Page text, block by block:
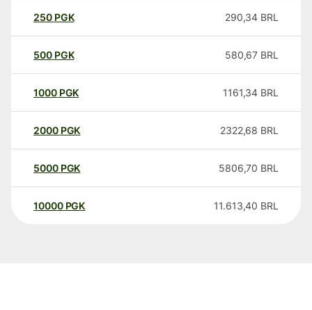
250 PGK 290,34 BRL
500 PGK 580,67 BRL
1000 PGK 1161,34 BRL
2000 PGK 2322,68 BRL
5000 PGK 5806,70 BRL
10000 PGK 11.613,40 BRL